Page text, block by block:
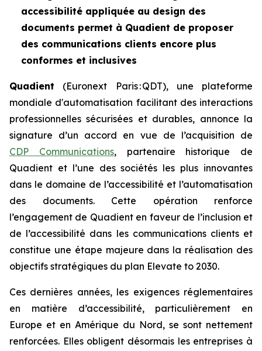
accessibilité appliquée au design des
documents permet à Quadient de proposer
des communications clients encore plus
conformes et inclusives
Quadient (Euronext Paris : QDT), une plateforme
mondiale d'automatisation facilitant des interactions
professionnelles sécurisées et durables, annonce la
signature d’un accord en vue de l’acquisition de
CDP Communications, partenaire historique de
Quadient et l’une des sociétés les plus innovantes
dans le domaine de l’accessibilité et l’automatisation
des documents. Cette opération renforce
l’engagement de Quadient en faveur de l’inclusion et
de l’accessibilité dans les communications clients et
constitue une étape majeure dans la réalisation des
objectifs stratégiques du plan Elevate to 2030.
Ces dernières années, les exigences réglementaires
en matière d’accessibilité, particulièrement en
Europe et en Amérique du Nord, se sont nettement
renforcées. Elles obligent désormais les entreprises à